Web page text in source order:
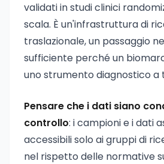
validati in studi clinici
scala. È un'infrastruttura di
traslazionale, un passaggio
sufficiente perché un
uno strumento diagnostico a
Pensare che i dati siano
controllo: i campioni e i dati
accessibili solo ai gruppi di
nel rispetto delle normative